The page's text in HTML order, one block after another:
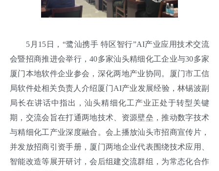
5月15日，“鹭汕携手 特区智行”AI产业应用技术交流
会暨招商推进会举行，40多家汕头精细化工企业与30多家
厦门本地软件企业参会，深化两地产业协同。厦门市工信
局软件处相关负责人介绍厦门AI产业发展经验，林锡波副
局长在讲话中指出，汕头精细化工产业正处于转型关键
期，交流会旨在打通两地技术、资源壁垒，推动数字技术
与精细化工产业深度融合。会上播放汕头市招商宣传片，
并发放招商引资手册，厦门两地企业代表围绕技术应用、
智能改造等展开研讨，会后组建交流群组，为常态化合作